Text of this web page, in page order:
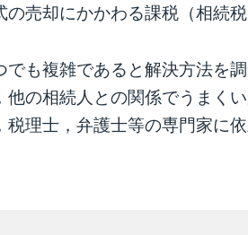
の売却にかかわる課税（相続
でも複雑であると解決方法を
他の相続人との関係でうまく
税理士，弁護士等の専門家に